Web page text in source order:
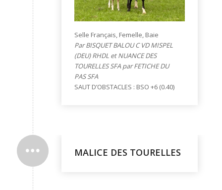
Selle Français, Femelle, Baie
Par BISQUET BALOU C VD MISPEL
(DEU) RHDL et NUANCE DES
TOURELLES SFA par FETICHE DU
PAS SFA
SAUT D’OBSTACLES : BSO +6 (0.40)
MALICE DES TOURELLES